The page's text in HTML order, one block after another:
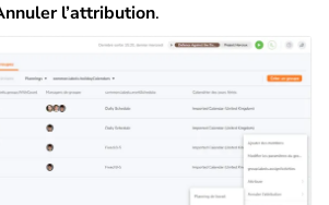
l’attribution.